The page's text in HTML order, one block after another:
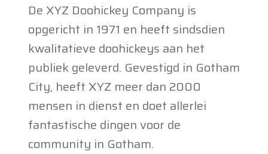
De XYZ Doohickey Company is
opgericht in 1971 en heeft sindsdien
kwalitatieve doohickeys aan het
publiek geleverd. Gevestigd in Gotham
City, heeft XYZ meer dan 2000
mensen in dienst en doet allerlei
fantastische dingen voor de
community in Gotham.